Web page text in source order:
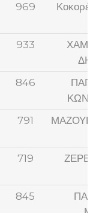
969
933
846
791
719
845